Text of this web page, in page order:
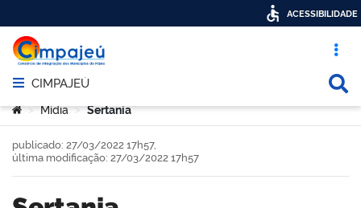
Acesso
Abrir menu principal de navegação
CIMPAJEÚ
Você está aqui:
> Mídia > Sertania
publicado: 27/03/2022 17h57,
última modificação: 27/03/2022 17h57
ACESSIBILIDADE